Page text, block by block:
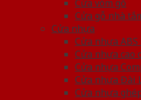
Cửa vòm gỗ
Cửa gỗ nhà
Cửa nhựa
Cửa nhựa
Cửa nhựa cao
Cửa nhựa
Cửa nhựa Đài
Cửa nhựa